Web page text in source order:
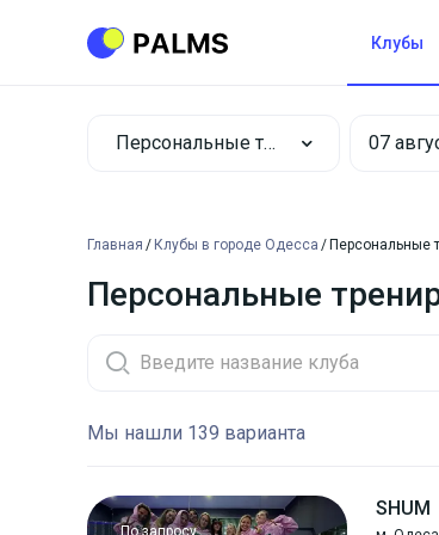
Клубы
Персональные тренировки
Главная Клубы в городе Одесса Персональные
Персональные
Мы нашли 139 варианта
По запросу
SHUM